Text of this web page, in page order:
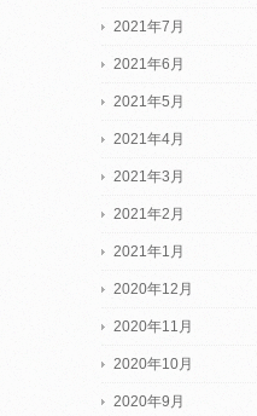
2021年7月
2021年6月
2021年5月
2021年4月
2021年3月
2021年2月
2021年1月
2020年12月
2020年11月
2020年10月
2020年9月